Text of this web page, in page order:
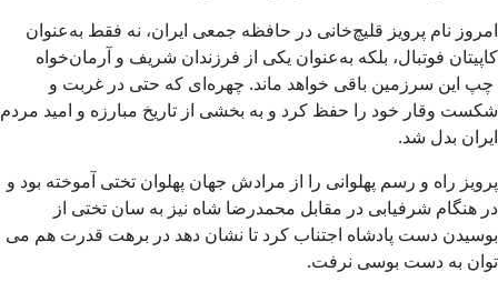
امروز نام پرویز قلیچ‌خانی در حافظه جمعی ایران، نه فقط به‌عنوان
کاپیتان فوتبال، بلکه به‌عنوان یکی از فرزندان شریف و آرمان‌خواه
چپ این سرزمین باقی خواهد ماند. چهره‌ای که حتی در غربت و
شکست وقار خود را حفظ کرد و به بخشی از تاریخ مبارزه و امید مردم
ایران بدل شد.
پرویز راه و رسم پهلوانی را از مرادش جهان پهلوان تختی آموخته بود و
در هنگام شرفیابی در مقابل محمدرضا شاه نیز به سان تختی از
بوسیدن دست پادشاه اجتناب کرد تا نشان دهد در برهت قدرت هم می
توان به دست بوسی نرفت.